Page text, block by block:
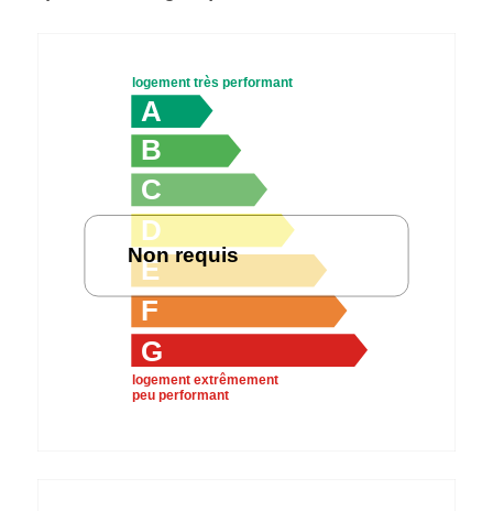
G
logement extrêmement
peu performant
A
B
C
D
peu d'émission de CO₂